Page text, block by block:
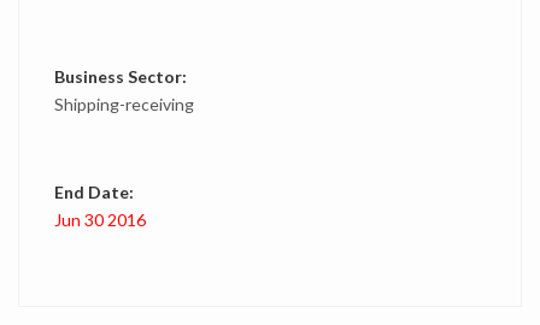
Business Sector:
Shipping-receiving
End Date:
Jun 30 2016